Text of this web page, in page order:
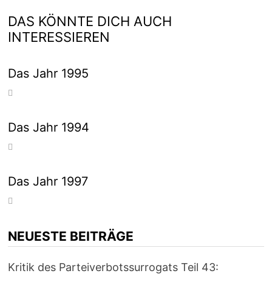
DAS KÖNNTE DICH AUCH
INTERESSIEREN
Das Jahr 1995
Das Jahr 1994
Das Jahr 1997
NEUESTE BEITRÄGE
Kritik des Parteiverbotssurrogats Teil 43: